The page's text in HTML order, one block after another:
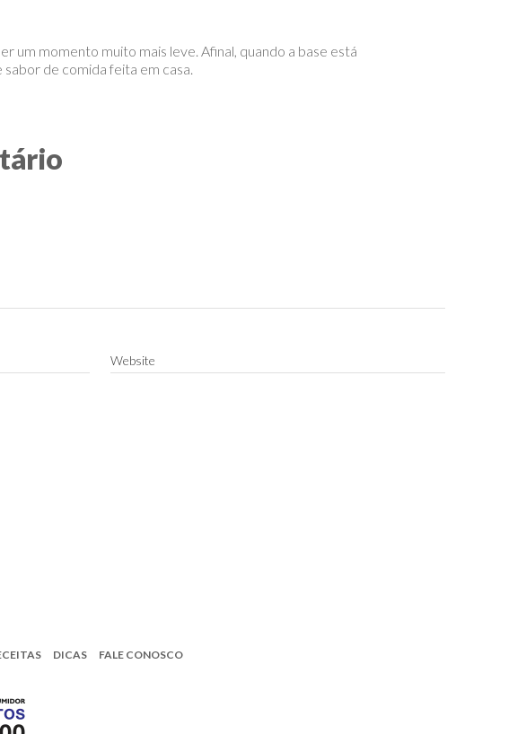
um momento muito mais leve. Afinal, quando a base está
de comida feita em casa.
Website
DICAS FALE CONOSCO